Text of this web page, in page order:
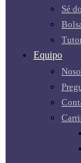
Sé
Equipo